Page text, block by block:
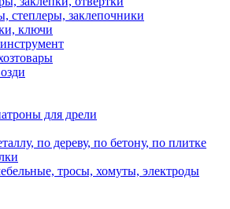
степлеры, заклепочники
ключи
для дрели
по дереву, по бетону, по плитке
тросы, хомуты, электроды